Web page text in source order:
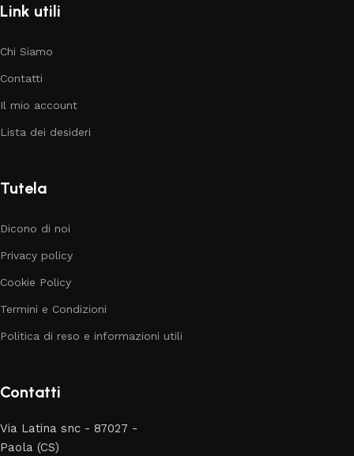
Link utili
Chi Siamo
Contatti
Il mio account
Lista dei desideri
Tutela
Dicono di noi
Privacy policy
Cookie Policy
Termini e Condizioni
Politica di reso e informazioni utili
Contatti
Via Latina snc - 87027 -
Paola (CS)